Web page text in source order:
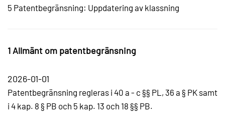
5 Patentbegränsning: Uppdatering av klassning
1 Allmänt om patentbegränsning
2026-01-01
Patentbegränsning regleras i 40 a - c §§ PL, 36 a § PK samt
i 4 kap. 8 § PB och 5 kap. 13 och 18 §§ PB.